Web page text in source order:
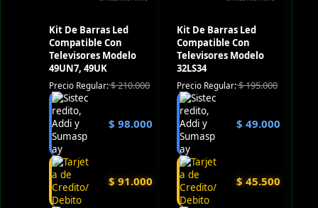
Kit De Barras Led
Compatible Con
Televisores Modelo
49UN7, 49UK
Precio Regular:$210.000
$ 98.000
$ 91.000
Kit De Barras Led
Compatible Con
Televisores Modelo
32LS34
Precio Regular:$195.000
$ 49.000
$ 45.500